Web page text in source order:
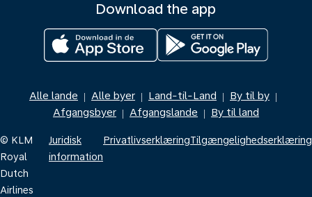
Download the app
Alle lande | Alle byer | Land-til-Land | By til by |
Afgangsbyer | Afgangslande | By til land
© KLM
Royal
Dutch
Airlines
Juridisk
information
PrivatlivserklæringTilgængelighedserklæring